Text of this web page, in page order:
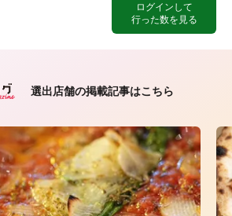
ログインして
行った数を見る
選出店舗の掲載記事はこちら